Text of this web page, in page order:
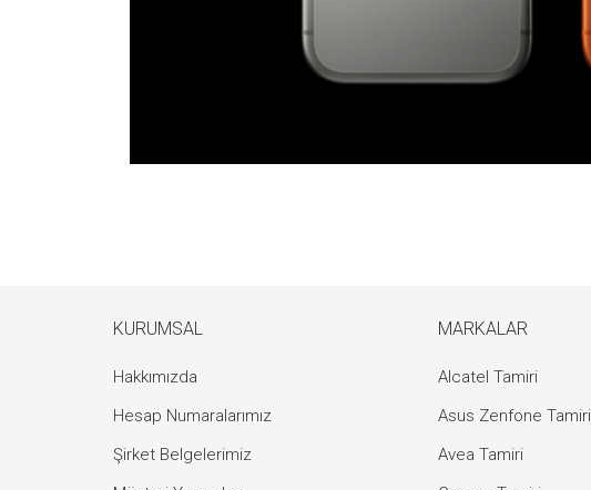
KURUMSAL
Hakkımızda
Hesap Numaralarımız
Şirket Belgelerimiz
MARKALAR
Alcatel Tamiri
Asus Zenfone Tamiri
Avea Tamiri